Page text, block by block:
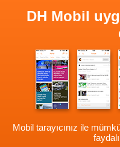
DH Mobil
Mobil tarayıcınız ile